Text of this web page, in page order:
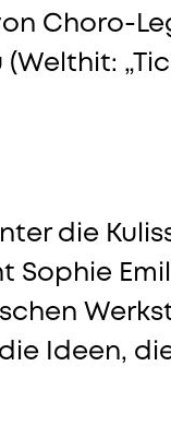
Choro-
die
Sophie
Ideen,